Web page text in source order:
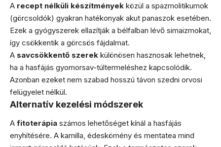
A recept nélküli készítmények közül a spazmolitikumok
(görcsoldók) gyakran hatékonyak akut panaszok esetében.
Ezek a gyógyszerek ellazítják a bélfalban lévő simaizmokat,
így csökkentik a görcsös fájdalmat.
A savcsökkentő szerek különösen hasznosak lehetnek,
ha a hasfájás gyomorsav-túltermeléshez kapcsolódik.
Azonban ezeket nem szabad hosszú távon szedni orvosi
felügyelet nélkül.
Alternatív kezelési módszerek
A fitoterápia számos lehetőséget kínál a hasfájás
enyhítésére. A kamilla, édeskömény és mentatea mind